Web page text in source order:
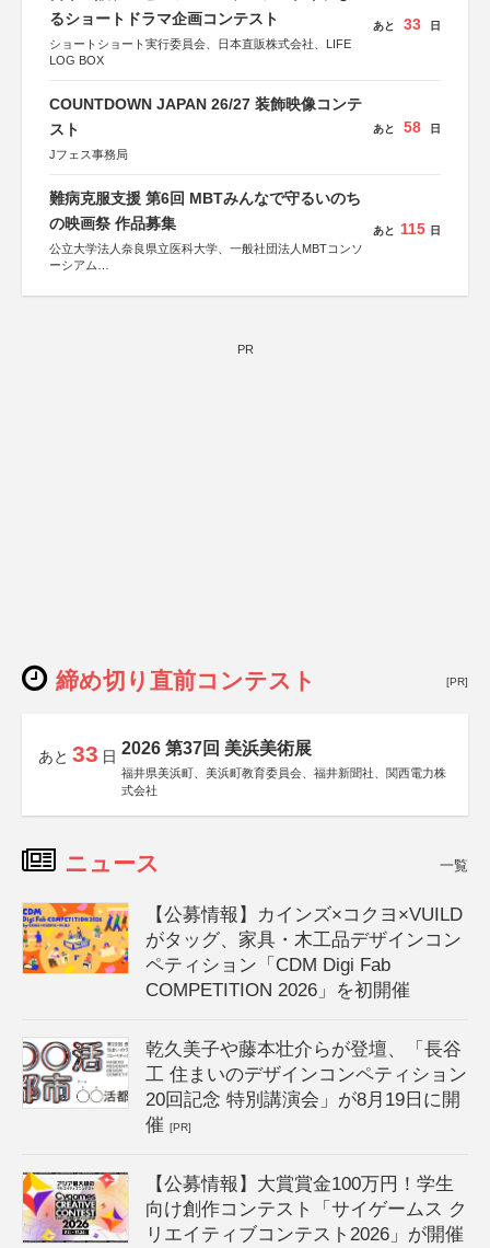
るショートドラマ企画コンテスト
ショートショート実行委員会、日本直販株式会社、LIFE
LOG BOX
あと 33 日
COUNTDOWN JAPAN 26/27 装飾映像コンテ
スト
Jフェス事務局
あと 58 日
難病克服支援 第6回 MBTみんなで守るいのち
の映画祭 作品募集
公立大学法人奈良県立医科大学、一般社団法人MBTコンソ
ーシアム
協力：読売新聞社
あと 115 日
PR
締め切り直前コンテスト [PR]
あと 33 日 2026 第37回 美浜美術展
福井県美浜町、美浜町教育委員会、福井新聞社、関西電力株
式会社
ニュース 一覧
【公募情報】カインズ×コクヨ×VUILD
がタッグ、家具・木工品デザインコン
ペティション「CDM Digi Fab
COMPETITION 2026」を初開催
乾久美子や藤本壮介らが登壇、「長谷
工 住まいのデザインコンペティション
20回記念 特別講演会」が8月19日に開
催[PR]
【公募情報】大賞賞金100万円！学生
向け創作コンテスト「サイゲームス ク
リエイティブコンテスト2026」が開催